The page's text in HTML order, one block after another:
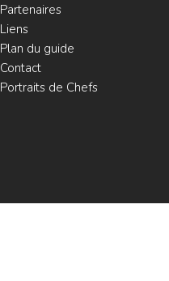
Partenaires
Liens
Plan du guide
Contact
Portraits de Chefs